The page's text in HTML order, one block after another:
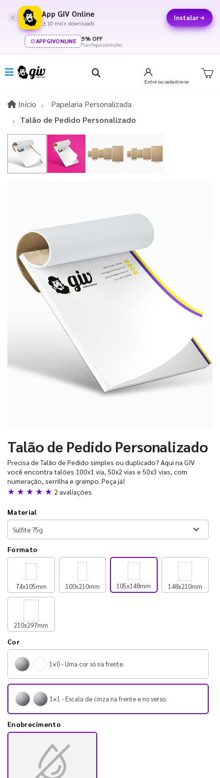
App GIV Online
10 mil+ downloads
Instalar
APPGIVONLINE 5% OFF
*verifique condições
Entre ou cadastre-se
Início InícioPapelaria Personalizada
Talão de Pedido Personalizado
Talão de Pedido Personalizado
Precisa de Talão de Pedido simples ou duplicado? Aqui na GIV
você encontra talões 100x1 via, 50x2 vias e 50x3 vias, com
numeração, serrilha e grampo. Peça já!
★ ★ ★ ★ ★ 2 avaliações
Material
Formato
74x105mm 100x210mm 105x148mm 148x210mm
210x297mm
Cor
1×0 - Uma cor só na frente.
1×1 - Escala de cinza na frente e no verso.
Enobrecimento